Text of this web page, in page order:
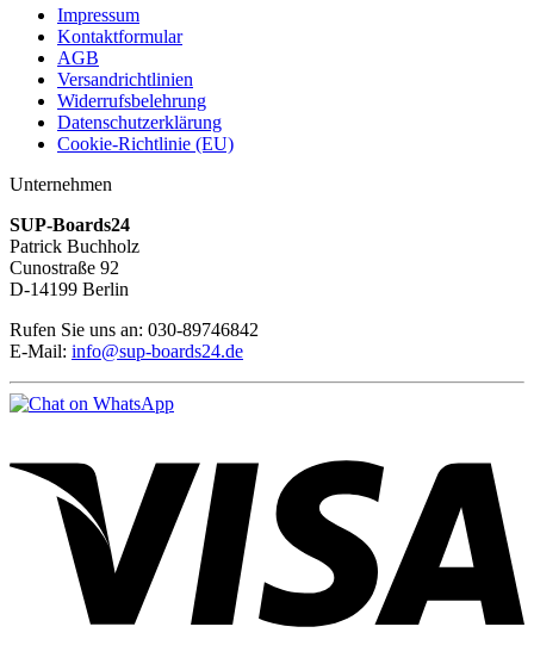
Impressum
Kontaktformular
AGB
Versandrichtlinien
Widerrufsbelehrung
Datenschutzerklärung
Cookie-Richtlinie (EU)
Unternehmen
SUP-Boards24
Patrick Buchholz
Cunostraße 92
D-14199 Berlin
Rufen Sie uns an: 030-89746842
E-Mail: info@sup-boards24.de